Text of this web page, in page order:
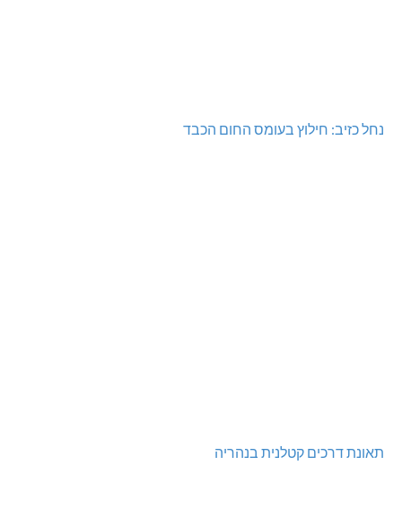
נחל כזיב: חילוץ בעומס החום הכבד
תאונת דרכים קטלנית בנהריה